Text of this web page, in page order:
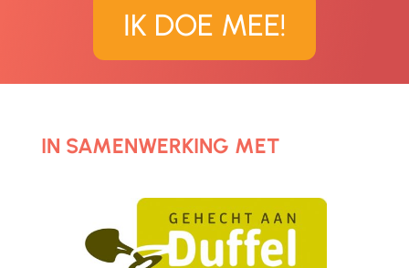
IK DOE MEE!
IN SAMENWERKING MET